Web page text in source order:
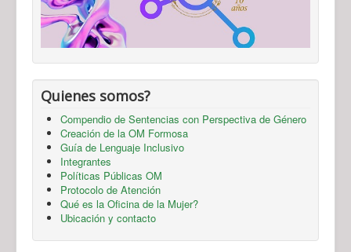
Quienes somos?
Compendio de Sentencias con Perspectiva de Género
Creación de la OM Formosa
Guía de Lenguaje Inclusivo
Integrantes
Políticas Públicas OM
Protocolo de Atención
Qué es la Oficina de la Mujer?
Ubicación y contacto